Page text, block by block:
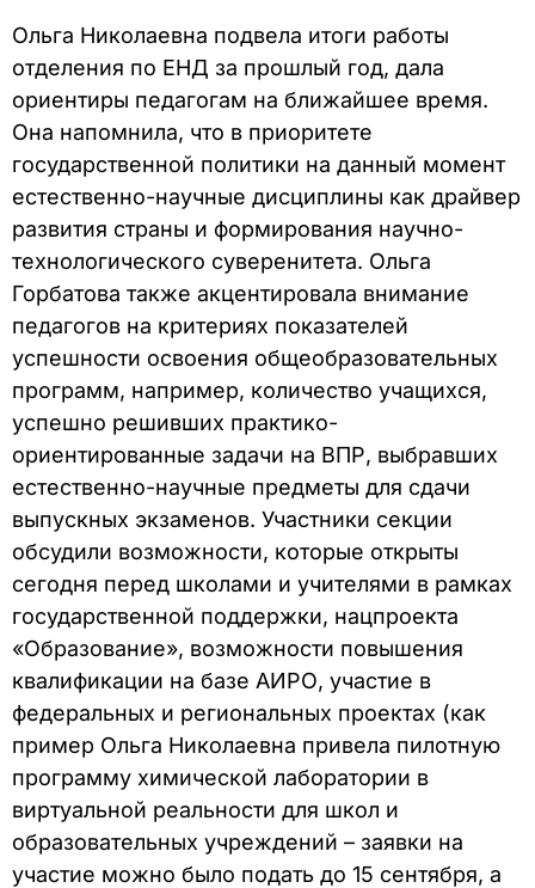
Ольга Николаевна подвела итоги работы
отделения по ЕНД за прошлый год, дала
ориентиры педагогам на ближайшее время.
Она напомнила, что в приоритете
государственной политики на данный момент
естественно-научные дисциплины как драйвер
развития страны и формирования научно-
технологического суверенитета. Ольга
Горбатова также акцентировала внимание
педагогов на критериях показателей
успешности освоения общеобразовательных
программ, например, количество учащихся,
успешно решивших практико-
ориентированные задачи на ВПР, выбравших
естественно-научные предметы для сдачи
выпускных экзаменов. Участники секции
обсудили возможности, которые открыты
сегодня перед школами и учителями в рамках
государственной поддержки, нацпроекта
«Образование», возможности повышения
квалификации на базе АИРО, участие в
федеральных и региональных проектах (как
пример Ольга Николаевна привела пилотную
программу химической лаборатории в
виртуальной реальности для школ и
образовательных учреждений – заявки на
участие можно было подать до 15 сентября, а